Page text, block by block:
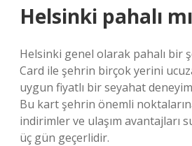
Helsinki pahalı
Helsinki genel olarak pahalı bir
Card ile şehrin birçok yerini
uygun fiyatlı bir seyahat
Bu kart şehrin önemli
indirimler ve ulaşım avantajları
üç gün geçerlidir.